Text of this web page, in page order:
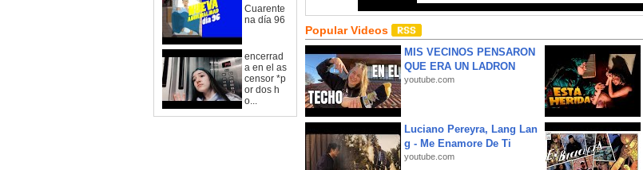
Cuarente
na día 96
encerrad
a en el as
censor *p
or dos h
o...
Popular Videos
MIS VECINOS PENSARON
QUE ERA UN LADRON
youtube.com
Luciano Pereyra, Lang Lan
g - Me Enamore De Ti
youtube.com